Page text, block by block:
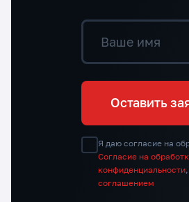
Ваше имя
Оставить
Я даю согласие на
Согласие на
конфиденциальности,
соглашением